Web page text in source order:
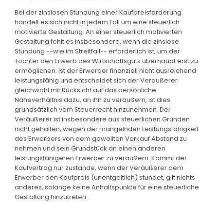
Bei der zinslosen Stundung einer Kaufpreisforderung
handelt es sich nicht in jedem Fall um eine steuerlich
motivierte Gestaltung. An einer steuerlich motivierten
Gestaltung fehlt es insbesondere, wenn die zinslose
Stundung --wie im Streitfall-- erforderlich ist, um der
Tochter den Erwerb des Wirtschaftsguts überhaupt erst zu
ermöglichen. Ist der Erwerber finanziell nicht ausreichend
leistungsfähig und entscheidet sich der Veräußerer
gleichwohl mit Rücksicht auf das persönliche
Näheverhältnis dazu, an ihn zu veräußern, ist dies
grundsätzlich vom Steuerrecht hinzunehmen. Der
Veräußerer ist insbesondere aus steuerlichen Gründen
nicht gehalten, wegen der mangelnden Leistungsfähigkeit
des Erwerbers von dem gewollten Verkauf Abstand zu
nehmen und sein Grundstück an einen anderen
leistungsfähigeren Erwerber zu veräußern. Kommt der
Kaufvertrag nur zustande, wenn der Veräußerer dem
Erwerber den Kaufpreis (unentgeltlich) stundet, gilt nichts
anderes, solange keine Anhaltspunkte für eine steuerliche
Gestaltung hinzutreten.